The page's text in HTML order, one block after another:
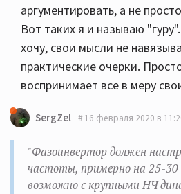
аргументировать, а не
Вот таких я и называю
хочу, свои мысли не
практические очерки.
воспринимает все в меру
SergZel 16 февраля 2020 в
"Фазоинвертор должен
частоты, примерно на 25-30
возможно с крупными НЧ